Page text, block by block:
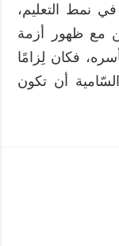
في نمط التعليم،
مع ظهور أزمة
فكان لِزامًا
أن تكون